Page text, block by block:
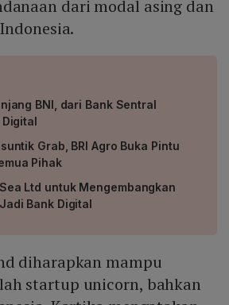
dari modal asing dan
BNI, dari Bank Sentral
Grab, BRI Agro Buka Pintu
Pihak
Ltd untuk Mengembangkan
Bank Digital
diharapkan mampu
startup unicorn, bahkan